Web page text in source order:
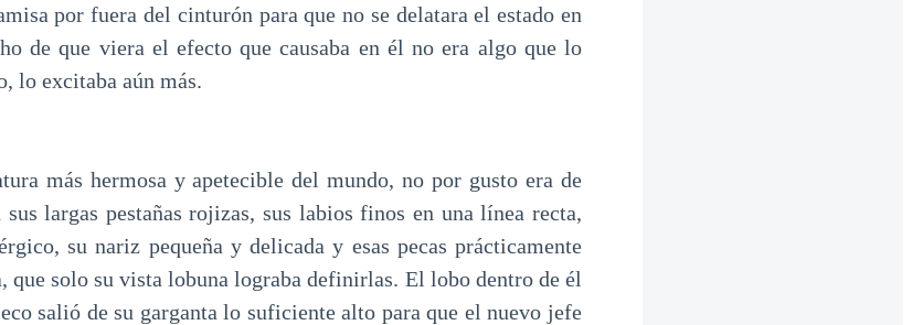
por fuera del cinturón para que no se delatara el estado en
de que viera el efecto que causaba en él no era algo que lo
lo excitaba aún más.
más hermosa y apetecible del mundo, no por gusto era de
sus largas pestañas rojizas, sus labios finos en una línea recta,
su nariz pequeña y delicada y esas pecas prácticamente
que solo su vista lobuna lograba definirlas. El lobo dentro de él
salió de su garganta lo suficiente alto para que el nuevo jefe